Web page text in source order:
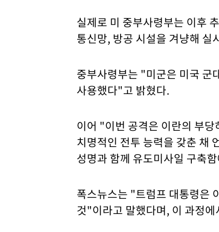
실제로 미 중부사령부는 이후
통신망, 방공 시설을 겨냥해 실
중부사령부는 "미군은 미국 군
사용했다"고 밝혔다.
이어 "이번 공격은 이란의 부
치명적인 전투 능력을 갖춘 채
성명과 함께 유도미사일 구축
폭스뉴스는 "트럼프 대통령은
것"이라고 말했다며, 이 과정